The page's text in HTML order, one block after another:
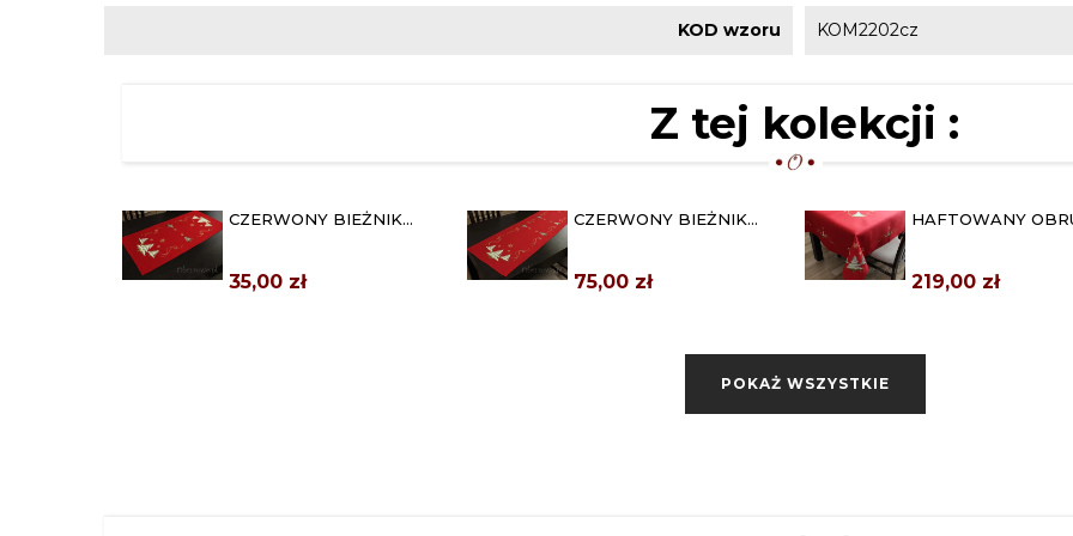
KOD wzoru KOM2202cz
Z tej kolekcji :
CZERWONY BIEŻNIK
"CHOINKA"
35,00 zł
CZERWONY BIEŻNIK
"CHOINKA"
75,00 zł
HAFTOWANY
"CHOINKA"...
219,00 zł
POKAŻ WSZYSTKIE